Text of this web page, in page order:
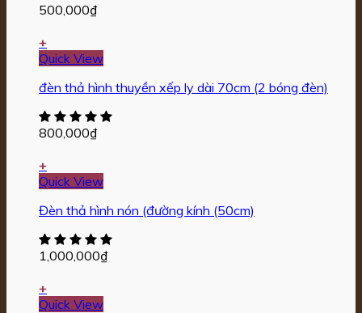
500,000₫
+
Quick View
đèn thả hình thuyền xếp ly dài 70cm (2 bóng đèn)
800,000₫
+
Quick View
Đèn thả hình nón (đường kính (50cm)
1,000,000₫
+
Quick View